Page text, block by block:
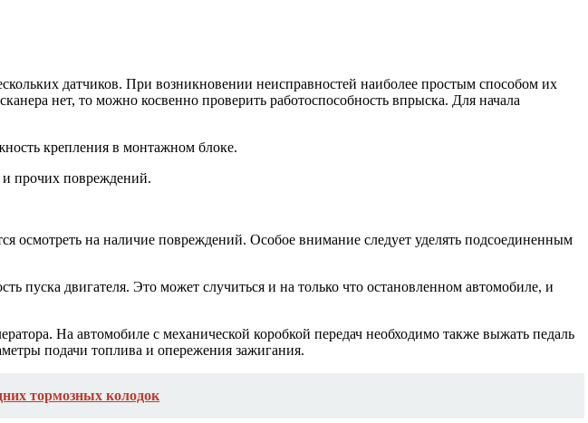
датчиков. При возникновении неисправностей наиболее простым способом их
нет, то можно косвенно проверить работоспособность впрыска. Для начала
крепления в монтажном блоке.
и прочих повреждений.
на наличие повреждений. Особое внимание следует уделять подсоединенным
пуска двигателя. Это может случиться и на только что остановленном автомобиле, и
На автомобиле с механической коробкой передач необходимо также выжать педаль
подачи топлива и опережения зажигания.
тормозных колодок